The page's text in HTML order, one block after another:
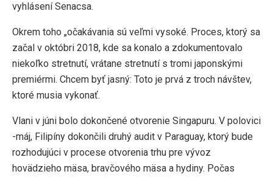
vyhlásení Senacsa.
Okrem toho „očakávania sú veľmi vysoké. Proces, ktorý sa
začal v októbri 2018, kde sa konalo a zdokumentovalo
niekoľko stretnutí, vrátane stretnutí s tromi japonskými
premiérmi. Chcem byť jasný: Toto je prvá z troch návštev,
ktoré musia vykonať.
Vlani v júni bolo dokončené otvorenie Singapuru. V polovici
-máj, Filipíny dokončili druhý audit v Paraguay, ktorý bude
rozhodujúci v procese otvorenia trhu pre vývoz
hovädzieho mäsa, bravčového mäsa a hydiny. Počas